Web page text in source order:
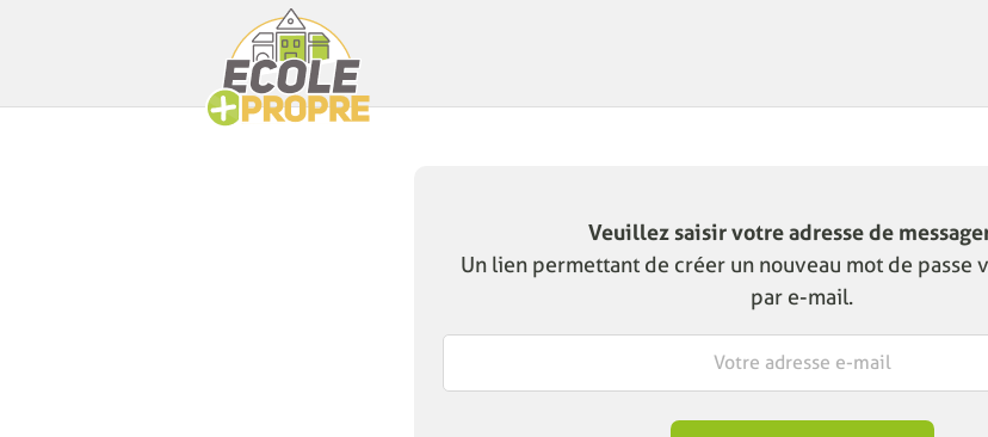
Veuillez saisir votre adresse de
Un lien permettant de créer un nouveau mot de passe
par e-mail.